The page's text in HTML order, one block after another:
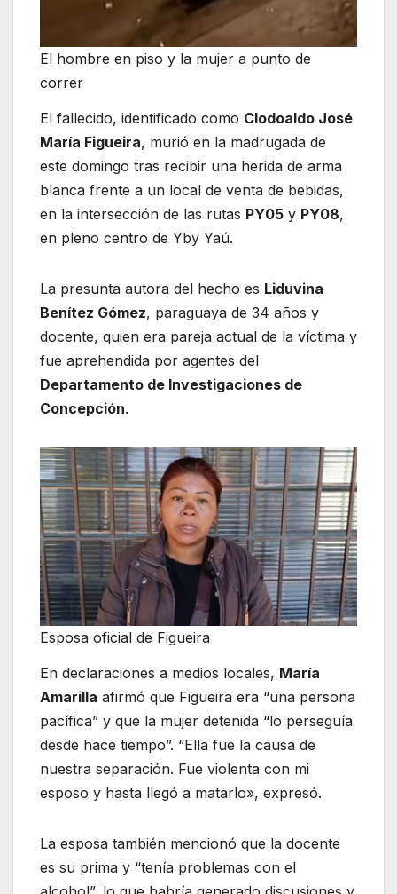
El hombre en piso y la mujer a punto de
correr
El fallecido, identificado como Clodoaldo José
María Figueira, murió en la madrugada de
este domingo tras recibir una herida de arma
blanca frente a un local de venta de bebidas,
en la intersección de las rutas PY05 y PY08,
en pleno centro de Yby Yaú.
La presunta autora del hecho es Liduvina
Benítez Gómez, paraguaya de 34 años y
docente, quien era pareja actual de la víctima y
fue aprehendida por agentes del
Departamento de Investigaciones de
Concepción.
Esposa oficial de Figueira
En declaraciones a medios locales, María
Amarilla afirmó que Figueira era “una persona
pacífica” y que la mujer detenida “lo perseguía
desde hace tiempo”. “Ella fue la causa de
nuestra separación. Fue violenta con mi
esposo y hasta llegó a matarlo», expresó.
La esposa también mencionó que la docente
es su prima y “tenía problemas con el